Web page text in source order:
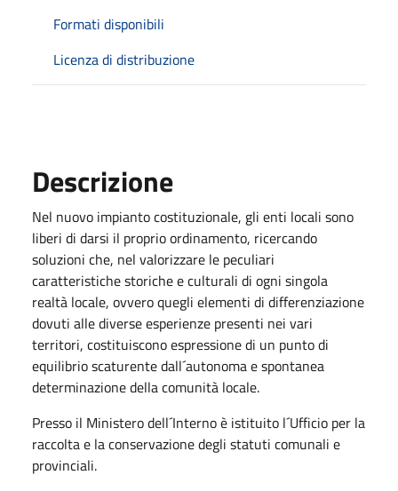
Formati disponibili
Licenza di distribuzione
Descrizione
Nel nuovo impianto costituzionale, gli enti locali sono
liberi di darsi il proprio ordinamento, ricercando
soluzioni che, nel valorizzare le peculiari
caratteristiche storiche e culturali di ogni singola
realtà locale, ovvero quegli elementi di differenziazione
dovuti alle diverse esperienze presenti nei vari
territori, costituiscono espressione di un punto di
equilibrio scaturente dall´autonoma e spontanea
determinazione della comunità locale.
Presso il Ministero dell´Interno è istituito l´Ufficio per la
raccolta e la conservazione degli statuti comunali e
provinciali.